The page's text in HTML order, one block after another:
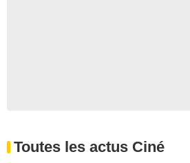
Toutes les actus Ciné